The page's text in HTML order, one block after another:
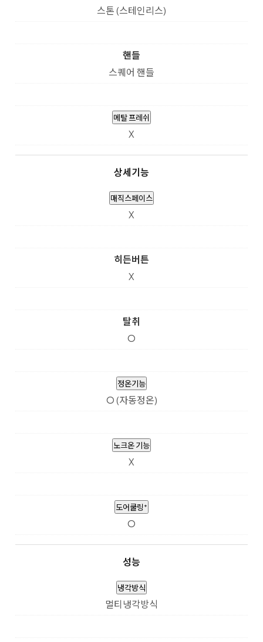
스톤 (스테인리스)
핸들
스퀘어 핸들
메탈 프레쉬
X
상세기능
매직스페이스
X
히든버튼
X
탈취
O
정온기능
O (자동정온)
노크온 기능
X
도어쿨링⁺
O
성능
냉각방식
멀티냉각방식